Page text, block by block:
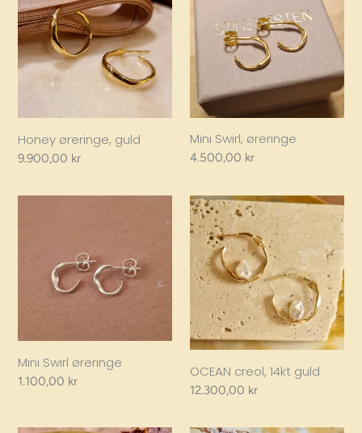
guld
Honey øreringe, guld
Regular
9.900,00 kr
Mini Swirl, øreringe
Regular
4.500,00 kr
Mini Swirl øreringe
Regular
1.100,00 kr
OCEAN
creol,
14kt
guld
OCEAN creol, 14kt guld
Regular
12.300,00 kr